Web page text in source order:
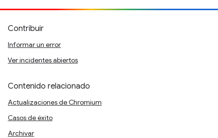
Contribuir
Informar un error
Ver incidentes abiertos
Contenido relacionado
Actualizaciones de Chromium
Casos de éxito
Archivar